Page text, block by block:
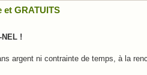
et GRATUITS
!
argent ni contrainte de temps, à la